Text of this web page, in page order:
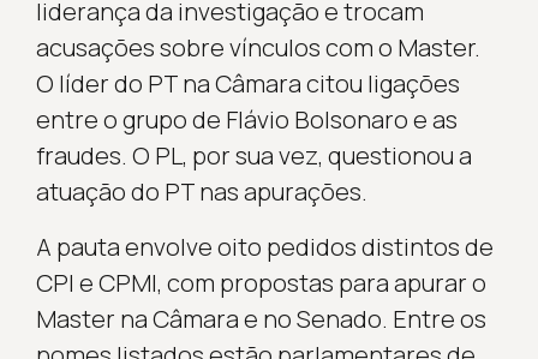
liderança da investigação e trocam
acusações sobre vínculos com o Master.
O líder do PT na Câmara citou ligações
entre o grupo de Flávio Bolsonaro e as
fraudes. O PL, por sua vez, questionou a
atuação do PT nas apurações.
A pauta envolve oito pedidos distintos de
CPI e CPMI, com propostas para apurar o
Master na Câmara e no Senado. Entre os